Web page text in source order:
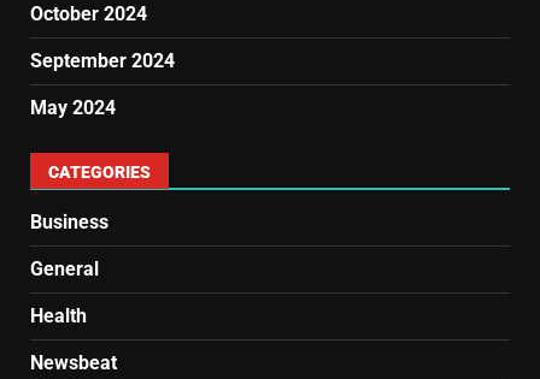
October 2024
September 2024
May 2024
CATEGORIES
Business
General
Health
Newsbeat